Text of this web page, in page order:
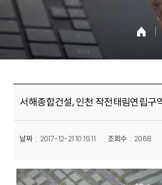
서해종합건설, 인천 작전태림연립구
날짜 2017-12-21 10:19:11 조회수 2068